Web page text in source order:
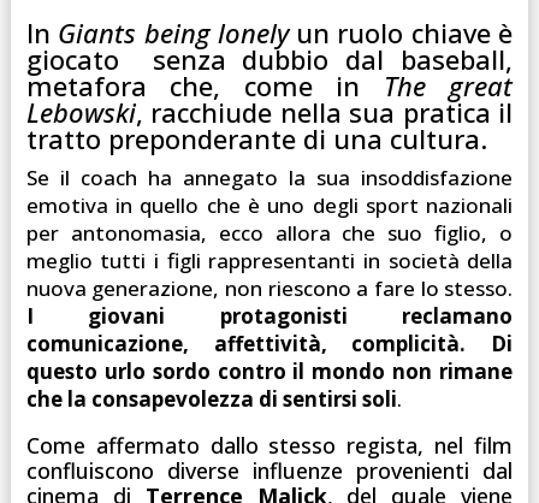
In Giants being lonelyun ruolo chiave è
giocato senza dubbio dal baseball,
metafora che, come in The great
Lebowski, racchiude nella sua pratica il
tratto preponderante di una cultura.
Se il coach ha annegato la sua insoddisfazione
emotiva in quello che è uno degli sport nazionali
per antonomasia, ecco allora che suo figlio, o
meglio tutti i figli rappresentanti in società della
nuova generazione, non riescono a fare lo stesso.
I giovani protagonisti reclamano
comunicazione, affettività, complicità. Di
questo urlo sordo contro il mondo non rimane
che la consapevolezza di sentirsi soli.
Come affermato dallo stesso regista, nel film
confluiscono diverse influenze provenienti dal
cinema di Terrence Malick, del quale viene